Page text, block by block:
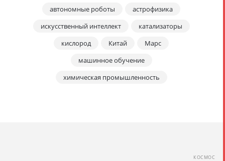
автономные роботы
астрофизика
искусственный интеллект
катализаторы
кислород
Китай
Марс
машинное обучение
химическая промышленность
КОСМОС